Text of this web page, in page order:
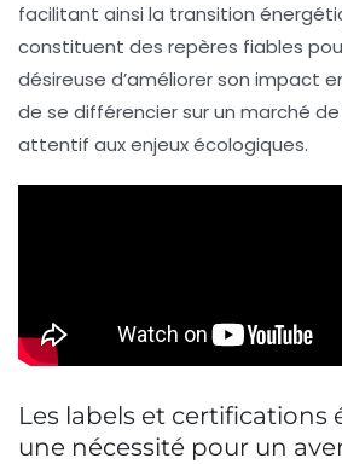
facilitant ainsi la transition
constituent des repères fiables
désireuse d’améliorer son impact
de se différencier sur un marché de
attentif aux enjeux écologiques.
Les labels et certifications
une nécessité pour un